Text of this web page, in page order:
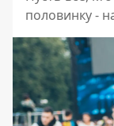
половинку -